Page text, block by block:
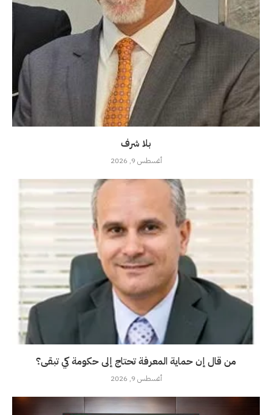
بلا شرف
أغسطس 9, 2026
من قال إن حماية المعرفة تحتاج إلى حكومة كي تبقى؟
أغسطس 9, 2026